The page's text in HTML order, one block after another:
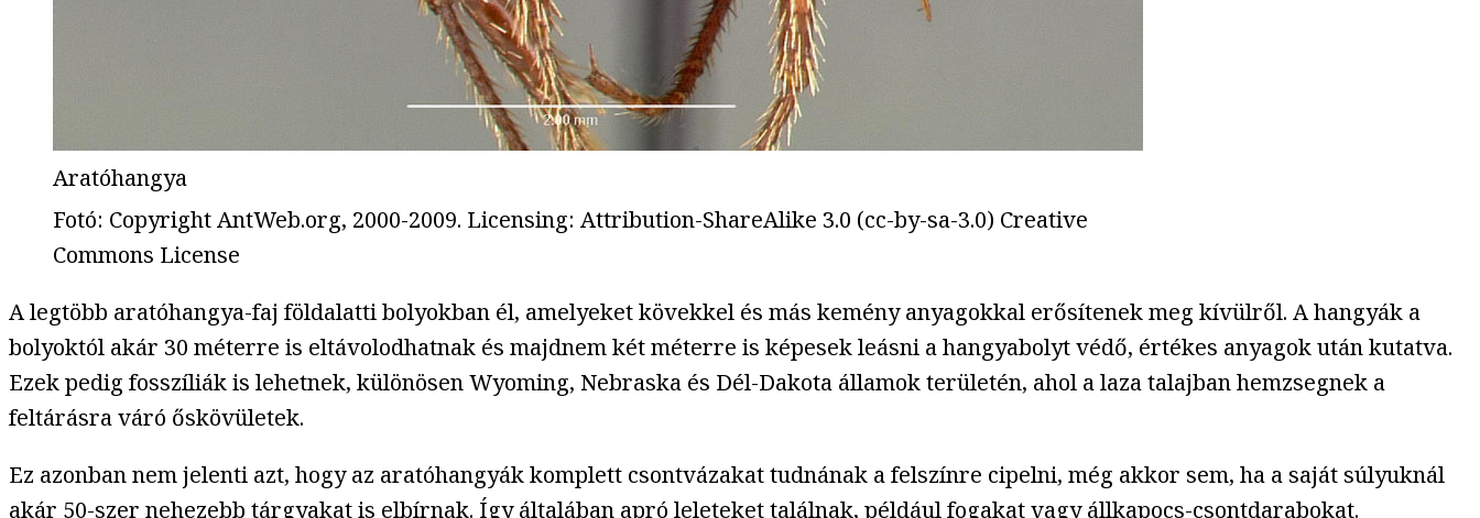
Aratóhangya
Fotó: Copyright AntWeb.org, 2000-2009. Licensing: Attribution-ShareAlike 3.0 (cc-by-sa-3.0) Creative
Commons License
A legtöbb aratóhangya-faj földalatti bolyokban él, amelyeket kövekkel és más kemény anyagokkal erősítenek meg kívülről. A hangyák a
bolyoktól akár 30 méterre is eltávolodhatnak és majdnem két méterre is képesek leásni a hangyabolyt védő, értékes anyagok után kutatva.
Ezek pedig fosszíliák is lehetnek, különösen Wyoming, Nebraska és Dél-Dakota államok területén, ahol a laza talajban hemzsegnek a
feltárásra váró őskövületek.
Ez azonban nem jelenti azt, hogy az aratóhangyák komplett csontvázakat tudnának a felszínre cipelni, még akkor sem, ha a saját súlyuknál
akár 50-szer nehezebb tárgyakat is elbírnak. Így általában apró leleteket találnak, például fogakat vagy állkapocs-csontdarabokat.